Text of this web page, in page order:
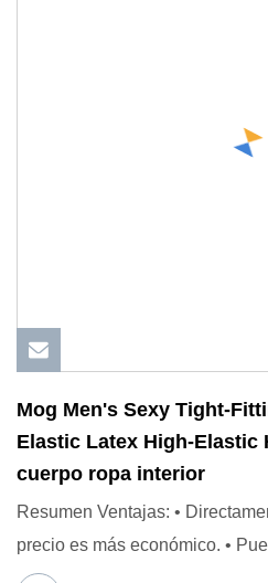
Mog Men's Sexy Tight-
Elastic Latex High-Elastic
cuerpo ropa interior
Resumen Ventajas: •
precio es más económico. • Puede visitar la fábrica para
gara